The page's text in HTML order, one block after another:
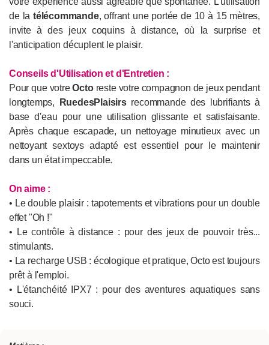
de latélécommande, offrant une portée de 10 à 15 mètres,
invite à des jeux coquins à distance, où la surprise et
l'anticipation décuplent le plaisir.
Conseils d'Utilisation et d'Entretien :
Pour que votreOctoreste votre compagnon de jeux pendant
longtemps,
RuedesPlaisirsrecommande des lubrifiants à
base d'eau pour une utilisation glissante et satisfaisante.
Après chaque escapade, un nettoyage minutieux avec un
nettoyant sextoys adapté est essentiel pour le maintenir
dans un état impeccable.
On aime :
• Le double plaisir : tapotements et vibrations pour un double
effet "Oh !"
• Le contrôle à distance : pour des jeux de pouvoir très...
stimulants.
• La recharge USB : écologique et pratique, Octo est toujours
prêt à l'emploi.
• L'étanchéité IPX7 : pour des aventures aquatiques sans
souci.